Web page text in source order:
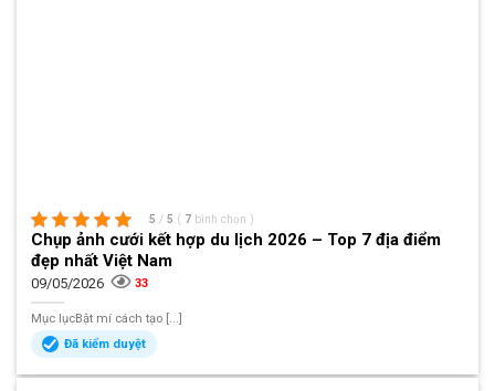
5 / 5 ( 7 bình chọn )
Chụp ảnh cưới kết hợp du lịch 2026 – Top 7 địa điểm
đẹp nhất Việt Nam
09/05/2026 33
Mục lụcBật mí cách tạo [...]
Đã kiểm duyệt